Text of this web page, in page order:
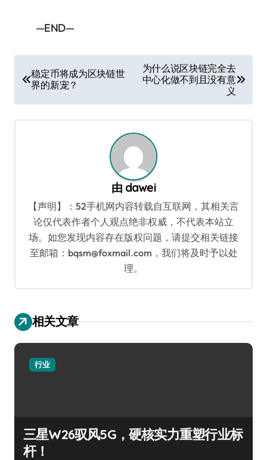
—END—
章
导
航
稳定币将成为区块链世
界的新宠？
为什么说区块链完全去
中心化做不到且没有意
义
由 dawei
【声明】：52手机网内容转载自互联网，其相关言
论仅代表作者个人观点绝非权威，不代表本站立
场。如您发现内容存在版权问题，请提交相关链接
至邮箱：bqsm@foxmail.com，我们将及时予以处
理。
相关文章
行业
三星W26驭风5G，硬核实力重塑行业标
杆！